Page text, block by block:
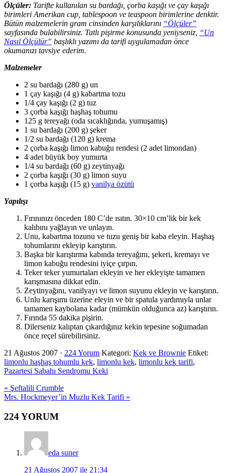
Ölçüler: Tarifte kullanılan su bardağı, çorba kaşığı ve çay kaşığı
birimleri Amerikan cup, tablespoon ve teaspoon birimlerine denktir.
Bütün malzemelerin gram cinsinden karşılıklarını “Ölçüler”
sayfasında bulabilirsiniz. Tatlı pişirme konusunda yeniyseniz, “Un
Nasıl Ölçülür” başlıklı yazımı da tarifi uygulamadan önce
okumanızı tavsiye ederim.
Malzemeler
2 su bardağı (280 g) un
1 çay kaşığı (4 g) kabartma tozu
1/4 çay kaşığı (2 g) tuz
3 çorba kaşığı haşhaş tohumu
125 g tereyağı (oda sıcaklığında, yumuşamış)
1 su bardağı (200 g) şeker
1/2 su bardağı (120 g) krema
2 çorba kaşığı limon kabuğu rendesi (2 adet limondan)
4 adet büyük boy yumurta
1/4 su bardağı (60 g) zeytinyağı
2 çorba kaşığı (30 g) limon suyu
1 çorba kaşığı (15 g) vanilya özütü
Yapılışı
Fırınınızı önceden 180 C’de ısıtın. 30×10 cm’lik bir kek
kalıbını yağlayın ve unlayın.
Unu, kabartma tozunu ve tuzu geniş bir kaba eleyin. Haşhaş
tohumlarını ekleyip karıştırın.
Başka bir karıştırma kabında tereyağını, şekeri, kremayı ve
limon kabuğu rendesini iyiçe çırpın.
Teker teker yumurtaları ekleyin ve her ekleyişte tamamen
karışmasına dikkat edin.
Zeytinyağını, vanilyayı ve limon suyunu ekleyin ve karıştırın.
Unlu karışımı üzerine eleyin ve bir spatula yardımıyla unlar
tamamen kaybolana kadar (mümkün olduğunca az) karıştırın.
Fırında 55 dakika pişirin.
Dilerseniz kalıptan çıkardığınız kekin tepesine soğumadan
önce reçel sürebilirsiniz.
21 Ağustos 2007 · 224 Yorum Kategori: Kek ve Brownie Etiket:
limonlu haşhaş tohumlu kek, limonlu kek, limonlu kek tarifi,
Pazartesi Sabahı Sendromu Keki
Previous
Post:
« Şeftalili Crumble
Next
Mrs. Hockmeyer’in Muzlu Kek Tarifi »
Etkileşimi
224 YORUM
eda suner
21 Ağustos 2007 ile 21:34